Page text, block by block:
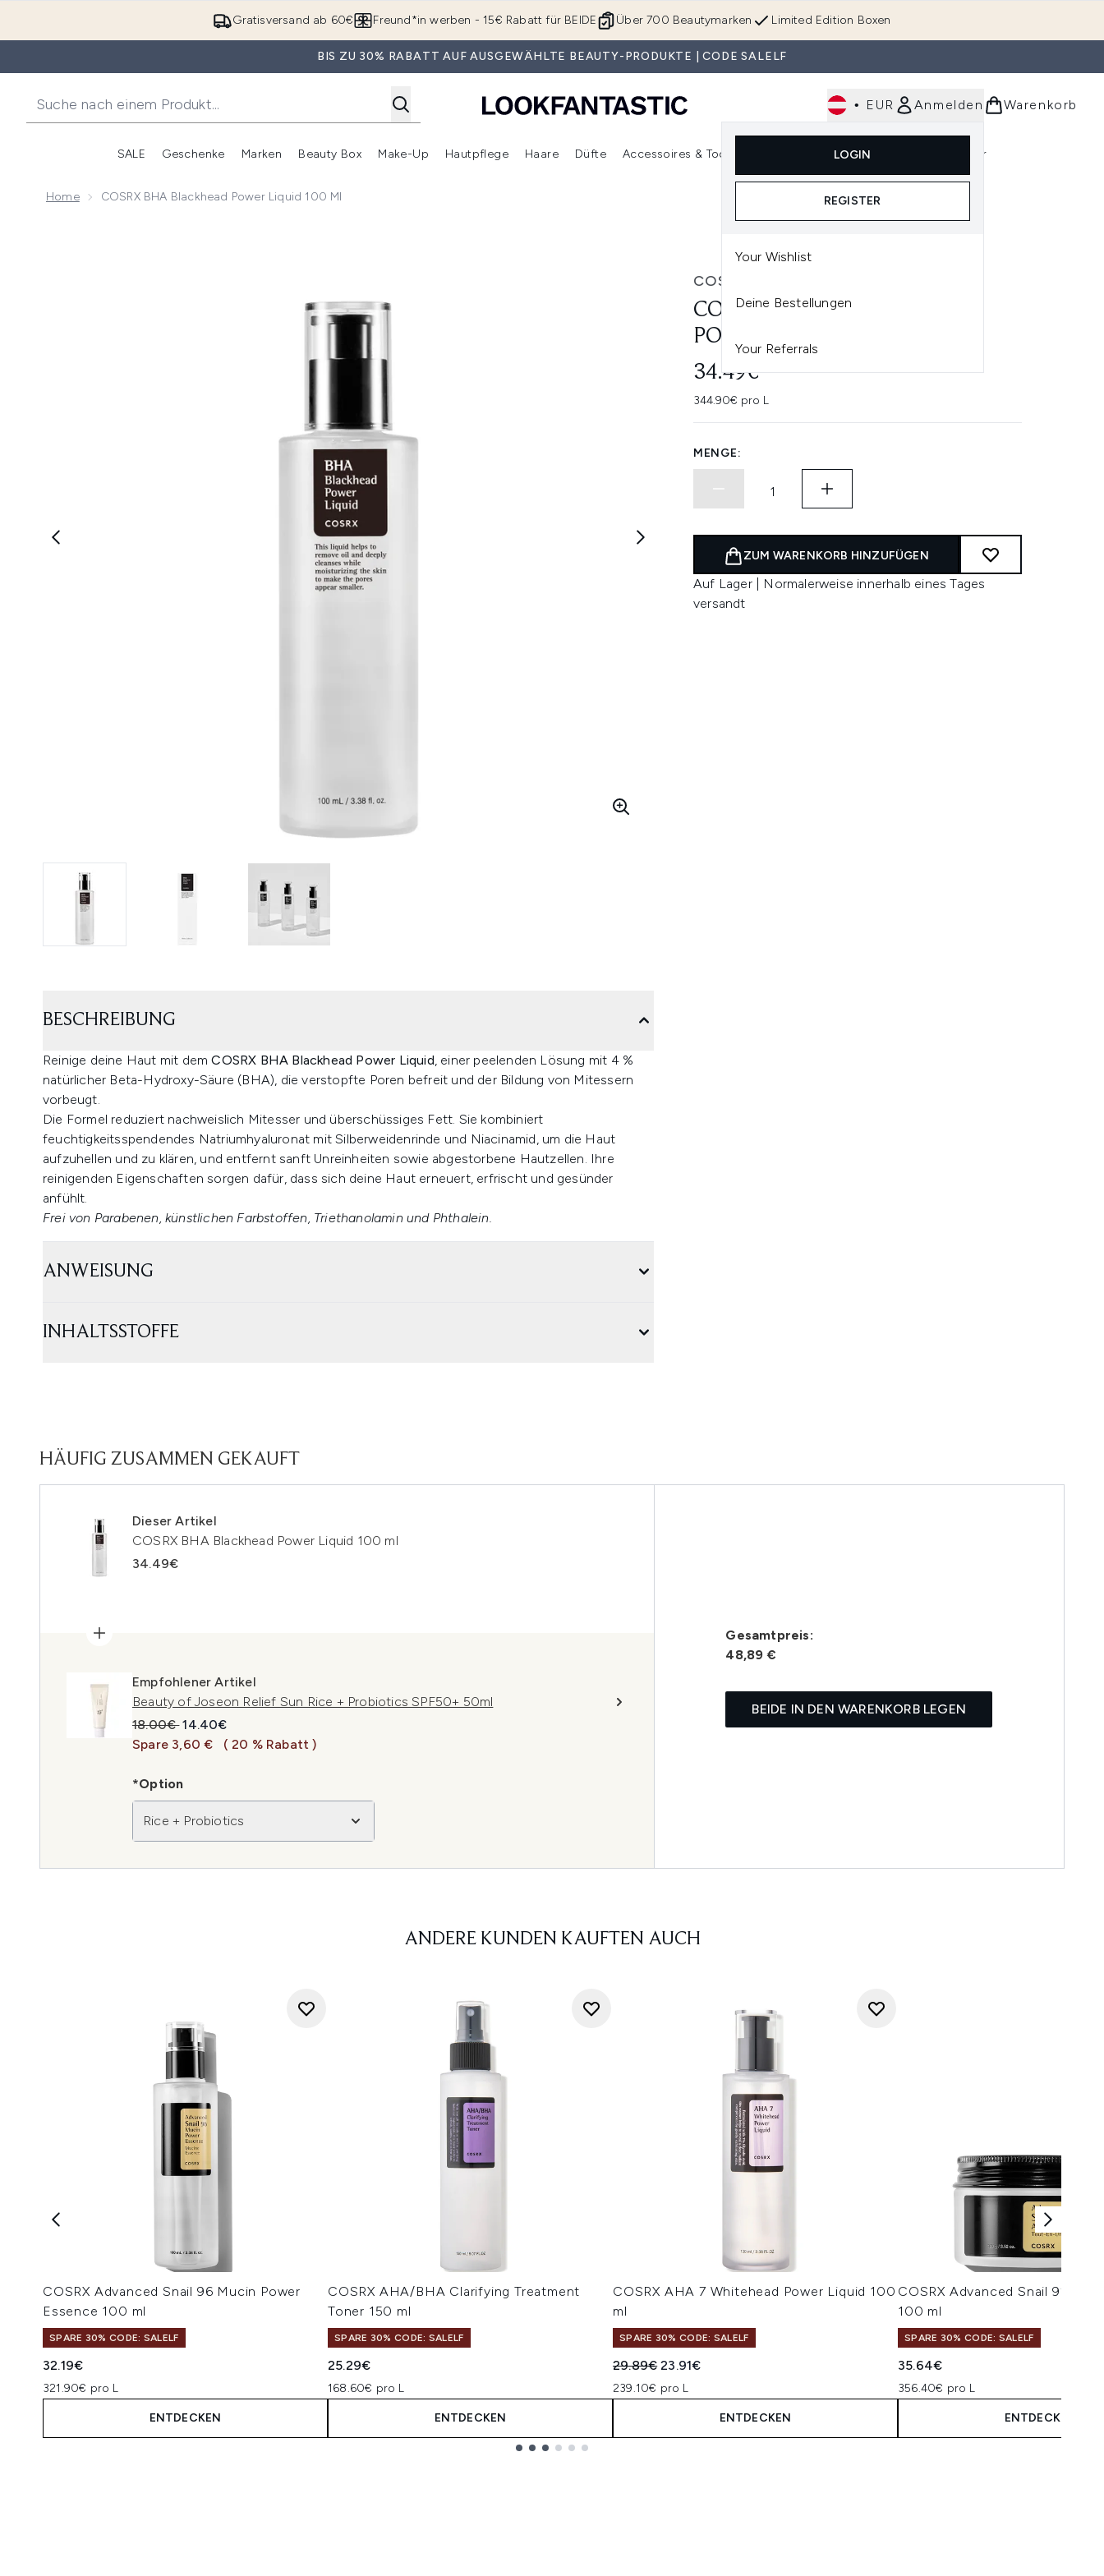
Zum Hauptinhalt springen
Gratisversand ab 60€ Limited Edition Boxen
Über 700 Beautymarken
Freund*in werben - 15€ Rabatt für BEIDE
BIS ZU 30% RABATT AUF AUSGEWÄHLTE BEAUTY-PRODUKTE | CODE SALELF
• EUR Anmelden
LOGIN
REGISTER
Your Wishlist
Deine Bestellungen
Your Referrals
Warenkorb
SALE
Untermenü Anmelden (SALE)
Geschenke
Untermenü Anmelden (Geschenke)
Marken
Untermenü Anmelden (Marken)
Beauty Box
Untermenü Anmelden (Beauty Box)
Make-Up
Untermenü Anmelden (Make-Up)
Hautpflege
Untermenü Anmelden (Hautpflege)
Haare
Untermenü Anmelden (Haare)
Düfte Accessoires & Tools
Untermenü Anmelden (Accessoires & Tools)
Im Trend & Neu Männer
Home COSRX BHA Blackhead Power Liquid 100 Ml
COSRX
COSRX BHA BLACKHEAD
POWER LIQUID 100 ML
34.49€
344.90€ pro L
MENGE:
ZUM WARENKORB HINZUFÜGEN
Auf Lager | Normalerweise innerhalb eines Tages
versandt
BESCHREIBUNG
Reinige deine Haut mit demCOSRX BHA Blackhead Power Liquid, einer peelenden Lösung mit 4 %
natürlicher Beta-Hydroxy-Säure (BHA), die verstopfte Poren befreit und der Bildung von Mitessern
vorbeugt.
Die Formel reduziert nachweislich Mitesser und überschüssiges Fett. Sie kombiniert
feuchtigkeitsspendendes Natriumhyaluronat mit Silberweidenrinde und Niacinamid, um die Haut
aufzuhellen und zu klären, und entfernt sanft Unreinheiten sowie abgestorbene Hautzellen. Ihre
reinigenden Eigenschaften sorgen dafür, dass sich deine Haut erneuert, erfrischt und gesünder
anfühlt.
Frei von Parabenen, künstlichen Farbstoffen, Triethanolamin und Phthalein.
ANWEISUNG
INHALTSSTOFFE
HÄUFIG ZUSAMMEN GEKAUFT
Dieser Artikel
COSRX BHA Blackhead Power Liquid 100 ml
34.49€
Empfohlener Artikel
Beauty of Joseon Relief Sun Rice + Probiotics SPF50+ 50ml
Unverbindliche Preisempfehlung:
18.00€Aktueller Preis:
14.40€
Spare 3,60 €
( 20 % Rabatt )
*Option
Rice + Probiotics
Gesamtpreis:
48,89 €
BEIDE IN DEN WARENKORB LEGEN
ANDERE KUNDEN KAUFTEN AUCH
COSRX Advanced Snail 96 Mucin Power
Essence 100 ml
SPARE 30% CODE: SALELF
32.19€
321.90€ pro L
ENTDECKEN
COSRX AHA/BHA Clarifying Treatment
Toner 150 ml
SPARE 30% CODE: SALELF
25.29€
168.60€ pro L
ENTDECKEN
COSRX AHA 7 Whitehead Power Liquid 100
ml
SPARE 30% CODE: SALELF
Unverbindliche Preisempfehlung:
29.89€Aktueller Preis:
23.91€
239.10€ pro L
ENTDECKEN
COSRX Advanced Snail 92 All
100 ml
SPARE 30% CODE: SALELF
35.64€
356.40€ pro L
ENTDECKEN